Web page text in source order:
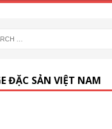
ĐẶC SẢN VIỆT NAM